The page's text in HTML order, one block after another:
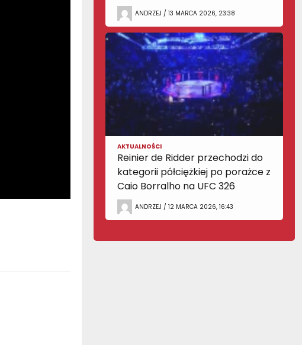
ANDRZEJ / 13 MARCA 2026, 23:38
AKTUALNOŚCI
Reinier de Ridder przechodzi do
kategorii półciężkiej po porażce z
Caio Borralho na UFC 326
ANDRZEJ / 12 MARCA 2026, 16:43